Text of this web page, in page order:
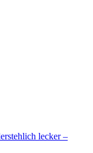
lecker –